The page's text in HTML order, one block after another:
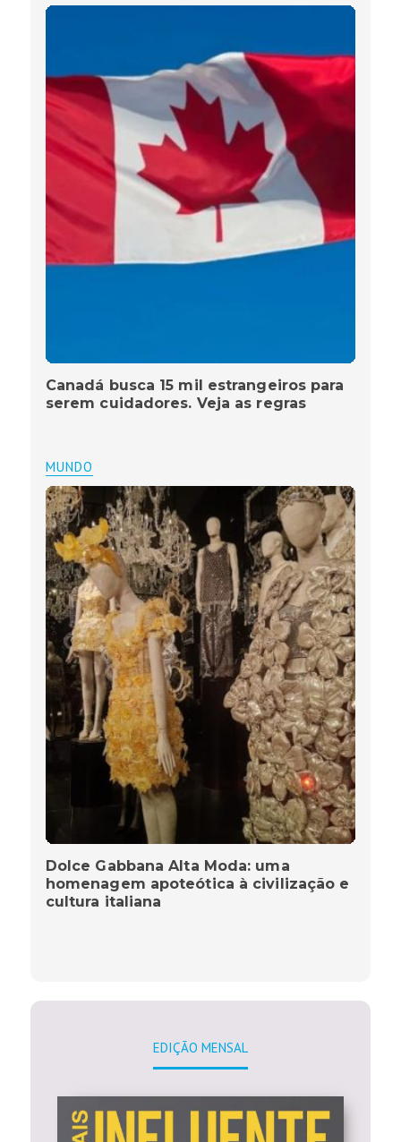
Canadá busca 15 mil estrangeiros para
serem cuidadores. Veja as regras
MUNDO
Dolce Gabbana Alta Moda: uma
homenagem apoteótica à civilização e
cultura italiana
EDIÇÃO MENSAL